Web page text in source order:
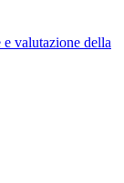
valutazione della